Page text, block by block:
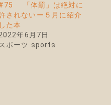
「体罰」は絶対に
されないー５月に紹介
した本
年6月7日
スポーツ sports